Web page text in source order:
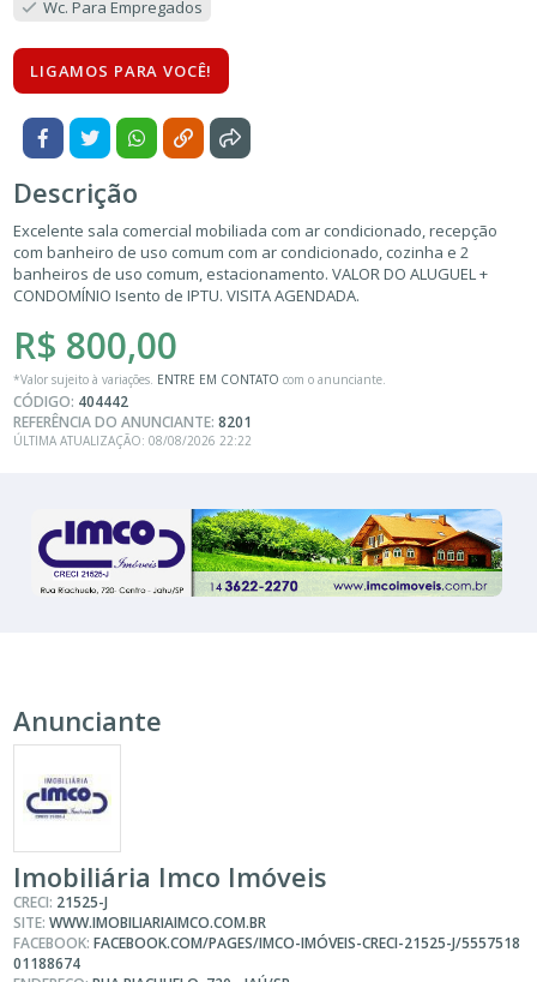
Wc. Para Empregados
LIGAMOS PARA VOCÊ!
Descrição
Excelente sala comercial mobiliada com ar condicionado, recepção
com banheiro de uso comum com ar condicionado, cozinha e 2
banheiros de uso comum, estacionamento. VALOR DO ALUGUEL +
CONDOMÍNIO Isento de IPTU. VISITA AGENDADA.
R$ 800,00
*Valor sujeito à variações. ENTRE EM CONTATO com o anunciante.
CÓDIGO: 404442
REFERÊNCIA DO ANUNCIANTE:8201
ÚLTIMA ATUALIZAÇÃO: 08/08/2026 22:22
Anunciante
Imobiliária Imco Imóveis
CRECI: 21525-J
SITE:WWW.IMOBILIARIAIMCO.COM.BR
FACEBOOK:FACEBOOK.COM/PAGES/IMCO-IMÓVEIS-CRECI-21525-J/5557518
01188674